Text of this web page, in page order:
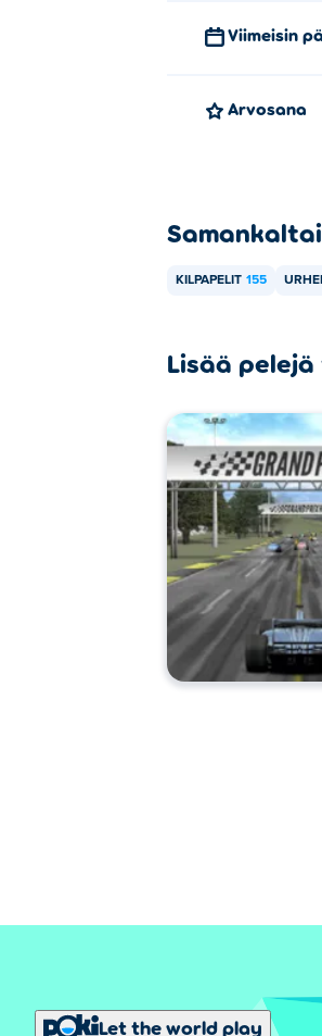
Viimeisin
Arvosana
KILPAPELIT 155
Lisää
Let the world play